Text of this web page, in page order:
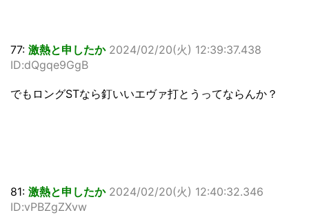
77: 激熱と申したか 2024/02/20(火) 12:39:37.438
ID:dQgqe9GgB
でもロングSTなら釘いいエヴァ打とうってならんか？
81: 激熱と申したか 2024/02/20(火) 12:40:32.346
ID:vPBZgZXvw